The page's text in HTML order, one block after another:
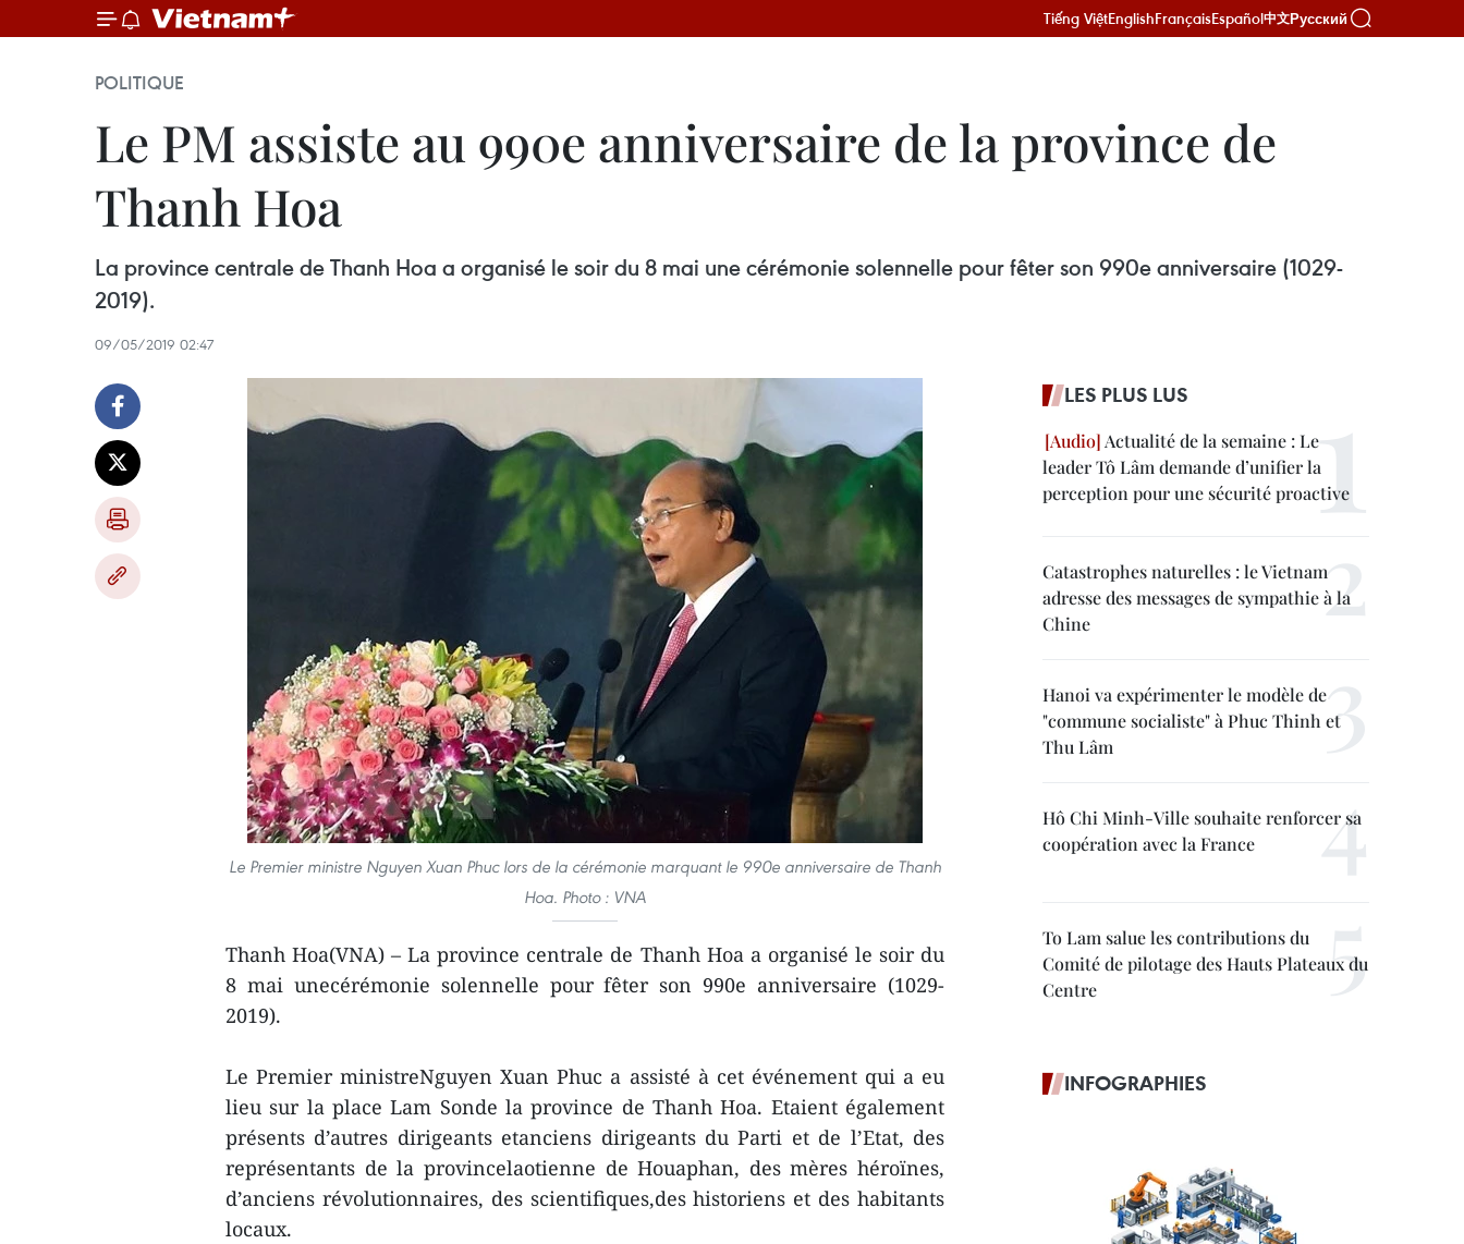
Tiếng ViệtEnglishFrançaisEspañol中文Русский
POLITIQUE
Le PM assiste au 990e anniversaire de la province de
Thanh Hoa
La province centrale de Thanh Hoa a organisé le soir du 8 mai une cérémonie solennelle pour fêter son 990e anniversaire (1029-
2019).
09/05/2019 02:47
Le Premier ministre Nguyen Xuan Phuc lors de la cérémonie marquant le 990e anniversaire de Thanh
Hoa. Photo : VNA
Thanh Hoa(VNA) – La province centrale de Thanh Hoa a organisé le soir du
8 mai unecérémonie solennelle pour fêter son 990e anniversaire (1029-
2019).
Le Premier ministreNguyen Xuan Phuc a assisté à cet événement qui a eu
lieu sur la place Lam Sonde la province de Thanh Hoa. Etaient également
présents d’autres dirigeants etanciens dirigeants du Parti et de l’Etat, des
représentants de la provincelaotienne de Houaphan, des mères héroïnes,
d’anciens révolutionnaires, des scientifiques,des historiens et des habitants
locaux.
LES PLUS LUS
Actualité de la semaine : Le
leader Tô Lâm demande d’unifier la
perception pour une sécurité proactive
Catastrophes naturelles : le Vietnam
adresse des messages de sympathie à la
Chine
Hanoi va expérimenter le modèle de
"commune socialiste" à Phuc Thinh et
Thu Lâm
Hô Chi Minh-Ville souhaite renforcer sa
coopération avec la France
To Lam salue les contributions du
Comité de pilotage des Hauts Plateaux du
Centre
INFOGRAPHIES